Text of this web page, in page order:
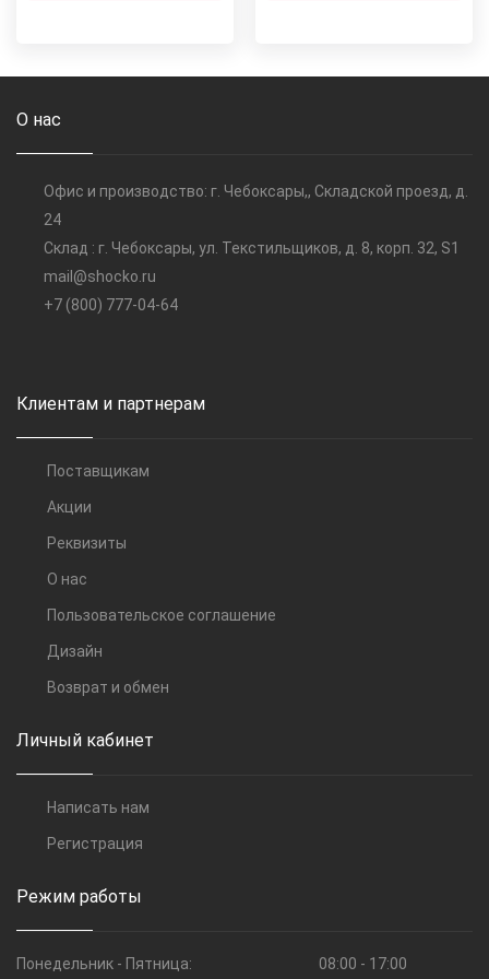
О нас
Офис и производство: г. Чебоксары,, Складской проезд, д.
24
Склад : г. Чебоксары, ул. Текстильщиков, д. 8, корп. 32, S1
mail@shocko.ru
+7 (800) 777-04-64
Клиентам и партнерам
Поставщикам
Акции
Реквизиты
О нас
Пользовательское соглашение
Дизайн
Возврат и обмен
Личный кабинет
Написать нам
Регистрация
Режим работы
Понедельник - Пятница: 08:00 - 17:00